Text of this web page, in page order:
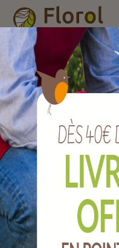
Accueil Nos produits /
Pot plastique orchidée
Pot plastique
Ø 16 cm